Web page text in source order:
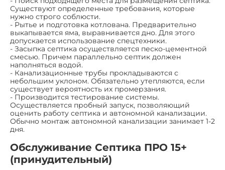
Существуют определенные требования, которые
нужно строго соблюсти.
- Рытье и подготовка котлована. Предварительно
выкапывается яма, выравнивается дно. Для этого
допускается использование спецтехники.
- Засыпка септика осуществляется песко-цементной
смесью. Причем параллельно септик должен
наполняться водой.
- Канализационные трубы прокладываются с
небольшим уклоном. Обязательно утепляются, если
существует вероятность их промерзания.
- Производится тестирование системы.
Осуществляется пробный запуск, позволяющий
оценить работу септика и автономной канализации.
Обычно монтаж автономной канализации занимает 1-2
дня.
Обслуживание Септика ПРО 15+
(принудительный)